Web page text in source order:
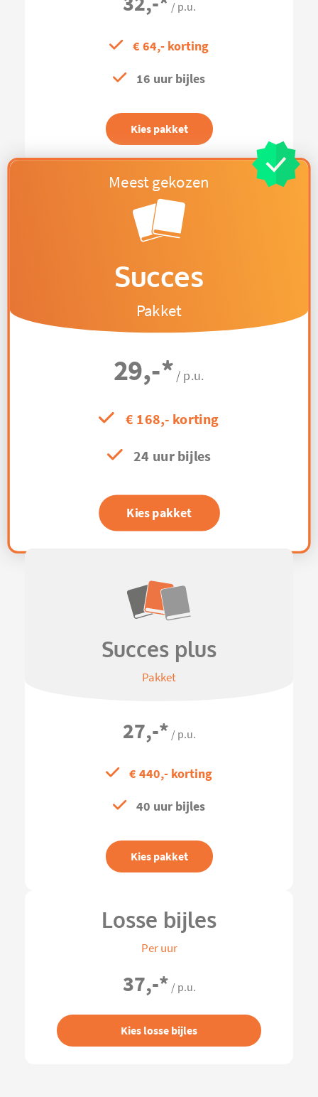
/ p.u.
€ 64,- korting
16 uur bijles
Kies pakket
Succes
Pakket
29,-* / p.u.
€ 168,- korting
24 uur bijles
Kies pakket
Succes plus
Pakket
27,-* / p.u.
€ 440,- korting
40 uur bijles
Kies pakket
Losse bijles
Per uur
37,-* / p.u.
Kies losse bijles